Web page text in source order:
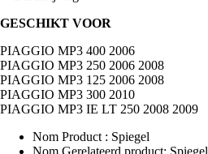
GESCHIKT VOOR
PIAGGIO MP3 400 2006
PIAGGIO MP3 250 2006 2008
PIAGGIO MP3 125 2006 2008
PIAGGIO MP3 300 2010
PIAGGIO MP3 IE LT 250 2008 2009
Nom Product : Spiegel